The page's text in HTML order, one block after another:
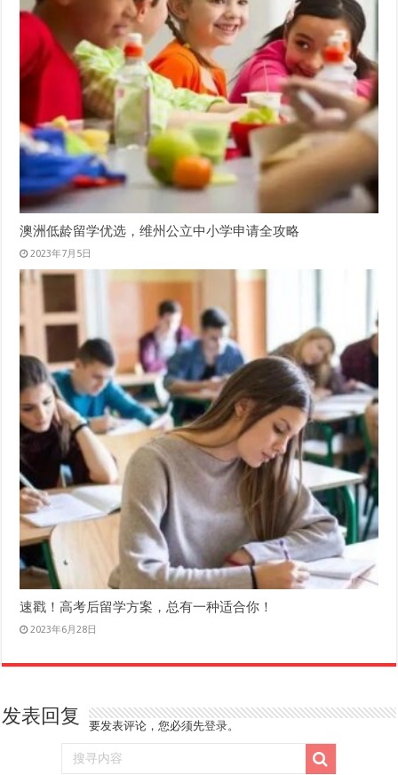
澳洲低龄留学优选，维州公立中小学申请全攻略
2023年7月5日
速戳！高考后留学方案，总有一种适合你！
2023年6月28日
发表回复 要发表评论，您必须先登录。